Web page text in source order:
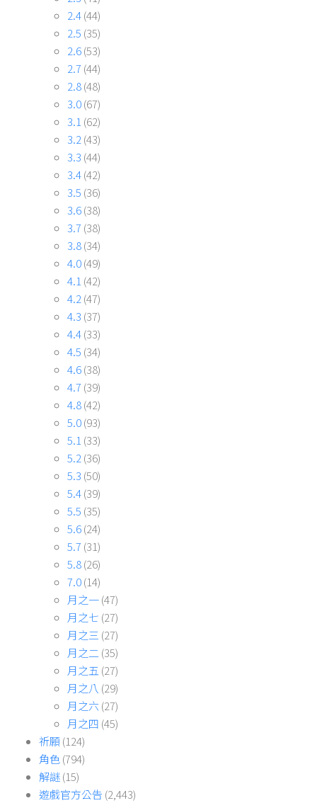
2.4(44)
2.5 (35)
2.6(53)
2.7 (44)
2.8(48)
3.0(67)
3.1(62)
3.2(43)
3.3 (44)
3.4(42)
3.5 (36)
3.6(38)
3.7 (38)
3.8(34)
4.0(49)
4.1(42)
4.2(47)
4.3 (37)
4.4(33)
4.5 (34)
4.6(38)
4.7 (39)
4.8(42)
5.0(93)
5.1(33)
5.2(36)
5.3 (50)
5.4(39)
5.5 (35)
5.6(24)
5.7 (31)
5.8(26)
7.0(14)
月之一(47)
月之七 (27)
月之三 (27)
月之二(35)
月之五 (27)
月之八 (29)
月之六 (27)
月之四 (45)
祈願(124)
角色(794)
解謎(15)
遊戲官方公告 (2,443)